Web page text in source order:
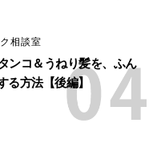
相談室
ンコ＆うねり髪を、ふん
る方法【後編】